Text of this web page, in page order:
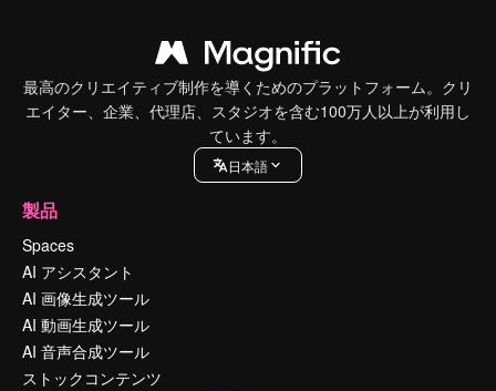
最高のクリエイティブ制作を導くためのプラットフォーム。クリ
エイター、企業、代理店、スタジオを含む100万人以上が利用し
ています。
日本語
製品
Spaces
AI アシスタント
AI 画像生成ツール
AI 動画生成ツール
AI 音声合成ツール
ストックコンテンツ